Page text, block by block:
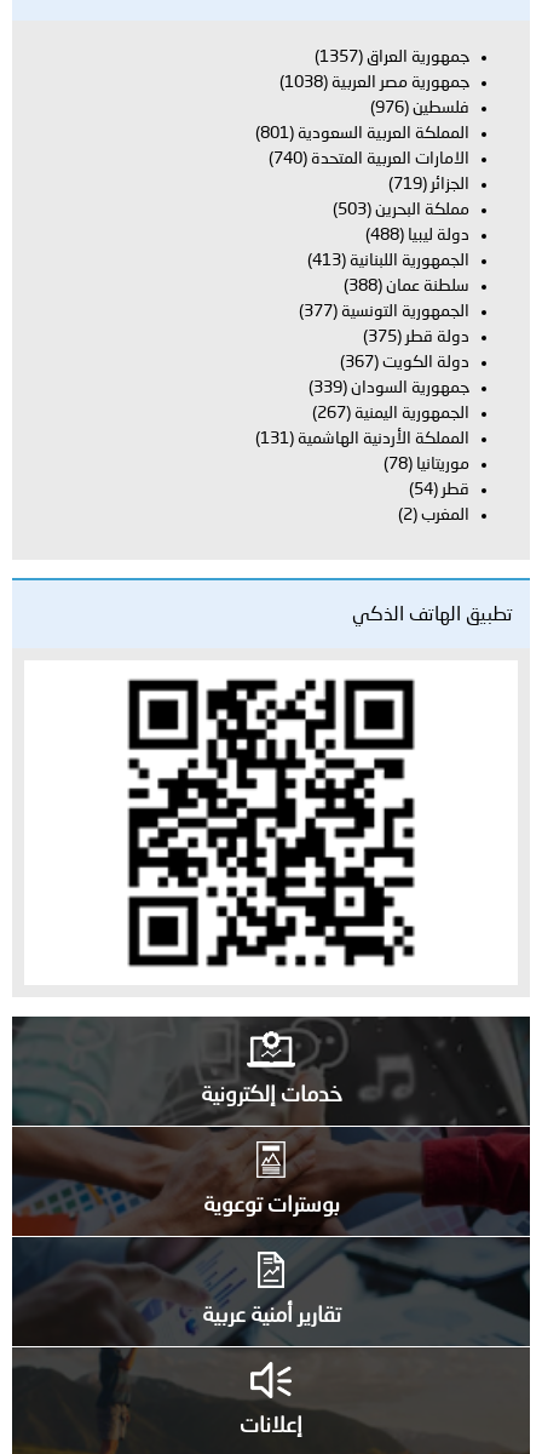
جمهورية العراق (1357)
جمهورية مصر العربية (1038)
فلسطين (976)
المملكة العربية السعودية (801)
الامارات العربية المتحدة (740)
الجزائر (719)
مملكة البحرين (503)
دولة ليبيا (488)
الجمهورية اللبنانية (413)
سلطنة عمان (388)
الجمهورية التونسية (377)
دولة قطر (375)
دولة الكويت (367)
جمهورية السودان (339)
الجمهورية اليمنية (267)
المملكة الأردنية الهاشمية (131)
موريتانيا (78)
قطر (54)
المغرب (2)
تطبيق الهاتف الذكي
خدمات إلكترونية
بوسترات توعوية
تقارير أمنية عربية
إعلانات